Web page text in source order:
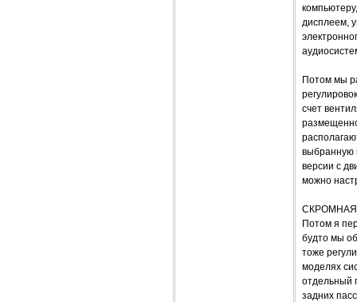
дисплеем,
Потом мы
счет
выбранную
версии с
можно
Потом я
будто мы
тоже
моделях
отдельный
задних